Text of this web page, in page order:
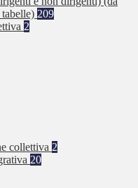
209
2
collettiva 2
20